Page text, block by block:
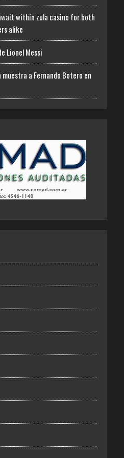
within zula casino for both
alike
Lionel Messi
a Fernando Botero en